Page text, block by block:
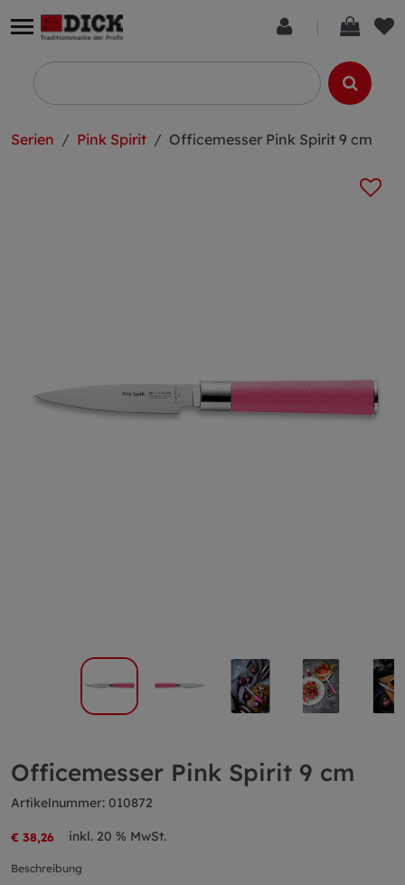
Serien Pink Spirit Officemesser Pink Spirit 9 cm
Officemesser Pink Spirit 9 cm
Artikelnummer: 010872
€ 38,26 inkl. 20 % MwSt.
Beschreibung